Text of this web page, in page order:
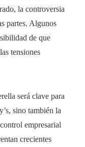
la controversia
partes. Algunos
de que
tensiones
será clave para
sino también la
empresarial
crecientes